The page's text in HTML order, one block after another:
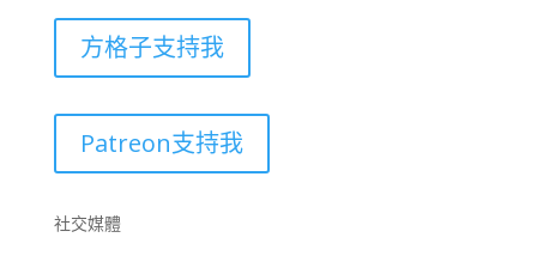
方格子支持我
Patreon支持我
社交媒體